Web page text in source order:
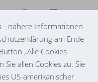
AMPEL
- nähere Informationen
am Ende
„Alle Cookies
Sie allen Cookies zu. Sie
US-amerikanischer